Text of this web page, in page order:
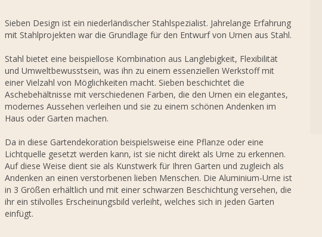
Sieben Design ist ein niederländischer Stahlspezialist. Jahrelange Erfahrung
mit Stahlprojekten war die Grundlage für den Entwurf von Urnen aus Stahl.
Stahl bietet eine beispiellose Kombination aus Langlebigkeit, Flexibilität
und Umweltbewusstsein, was ihn zu einem essenziellen Werkstoff mit
einer Vielzahl von Möglichkeiten macht. Sieben beschichtet die
Aschebehältnisse mit verschiedenen Farben, die den Urnen ein elegantes,
modernes Aussehen verleihen und sie zu einem schönen Andenken im
Haus oder Garten machen.
Da in diese Gartendekoration beispielsweise eine Pflanze oder eine
Lichtquelle gesetzt werden kann, ist sie nicht direkt als Urne zu erkennen.
Auf diese Weise dient sie als Kunstwerk für Ihren Garten und zugleich als
Andenken an einen verstorbenen lieben Menschen. Die Aluminium-Urne ist
in 3 Größen erhältlich und mit einer schwarzen Beschichtung versehen, die
ihr ein stilvolles Erscheinungsbild verleiht, welches sich in jeden Garten
einfügt.